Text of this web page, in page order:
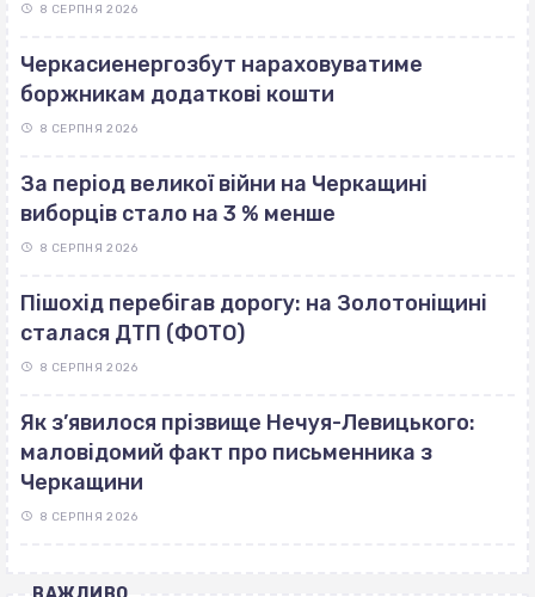
8 СЕРПНЯ 2026
Черкасиенергозбут нараховуватиме
боржникам додаткові кошти
8 СЕРПНЯ 2026
За період великої війни на Черкащині
виборців стало на 3 % менше
8 СЕРПНЯ 2026
Пішохід перебігав дорогу: на Золотоніщині
сталася ДТП (ФОТО)
8 СЕРПНЯ 2026
Як з’явилося прізвище Нечуя-Левицького:
маловідомий факт про письменника з
Черкащини
8 СЕРПНЯ 2026